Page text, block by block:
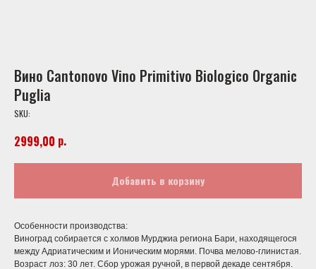
Вино Cantonovo Vino Primitivo Biologico Organic
Puglia
SKU:
2999,00 р.
Добавить в корзину
Особенности производства:
Виноград собирается с холмов Мурджиа региона Бари, находящегося
между Адриатическим и Ионическим морями. Почва мелово-глинистая.
Возраст лоз: 30 лет. Сбор урожая ручной, в первой декаде сентября.